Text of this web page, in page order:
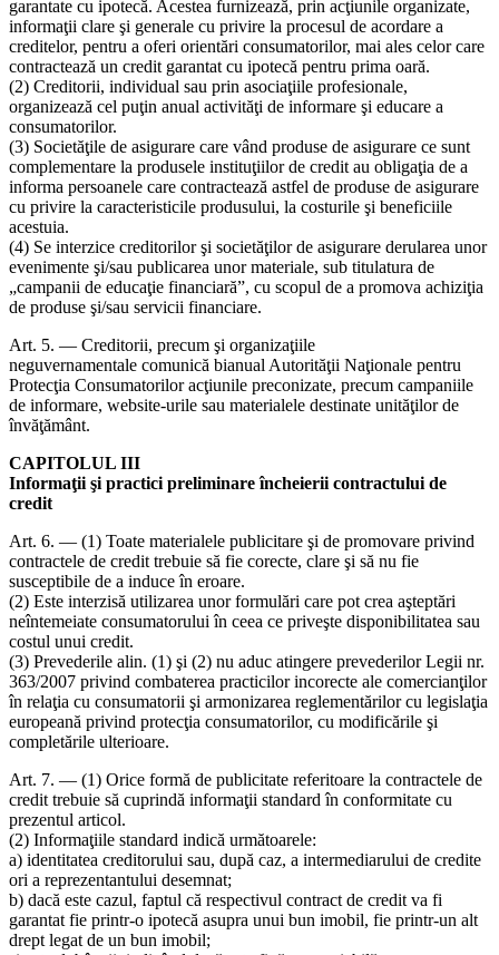
garantate cu ipotecă. Acestea furnizează, prin acţiunile organizate,
informaţii clare şi generale cu privire la procesul de acordare a
creditelor, pentru a oferi orientări consumatorilor, mai ales celor care
contractează un credit garantat cu ipotecă pentru prima oară.
(2) Creditorii, individual sau prin asociaţiile profesionale,
organizează cel puţin anual activităţi de informare şi educare a
consumatorilor.
(3) Societăţile de asigurare care vând produse de asigurare ce sunt
complementare la produsele instituţiilor de credit au obligaţia de a
informa persoanele care contractează astfel de produse de asigurare
cu privire la caracteristicile produsului, la costurile şi beneficiile
acestuia.
(4) Se interzice creditorilor şi societăţilor de asigurare derularea unor
evenimente şi/sau publicarea unor materiale, sub titulatura de
„campanii de educaţie financiară”, cu scopul de a promova achiziţia
de produse şi/sau servicii financiare.
Art. 5. — Creditorii, precum şi organizaţiile
neguvernamentale comunică bianual Autorităţii Naţionale pentru
Protecţia Consumatorilor acţiunile preconizate, precum campaniile
de informare, website-urile sau materialele destinate unităţilor de
învăţământ.
CAPITOLUL III
Informaţii şi practici preliminare încheierii contractului de
credit
Art. 6. — (1) Toate materialele publicitare şi de promovare privind
contractele de credit trebuie să fie corecte, clare şi să nu fie
susceptibile de a induce în eroare.
(2) Este interzisă utilizarea unor formulări care pot crea aşteptări
neîntemeiate consumatorului în ceea ce priveşte disponibilitatea sau
costul unui credit.
(3) Prevederile alin. (1) şi (2) nu aduc atingere prevederilor Legii nr.
363/2007 privind combaterea practicilor incorecte ale comercianţilor
în relaţia cu consumatorii şi armonizarea reglementărilor cu legislaţia
europeană privind protecţia consumatorilor, cu modificările şi
completările ulterioare.
Art. 7. — (1) Orice formă de publicitate referitoare la contractele de
credit trebuie să cuprindă informaţii standard în conformitate cu
prezentul articol.
(2) Informaţiile standard indică următoarele:
a) identitatea creditorului sau, după caz, a intermediarului de credite
ori a reprezentantului desemnat;
b) dacă este cazul, faptul că respectivul contract de credit va fi
garantat fie printr-o ipotecă asupra unui bun imobil, fie printr-un alt
drept legat de un bun imobil;